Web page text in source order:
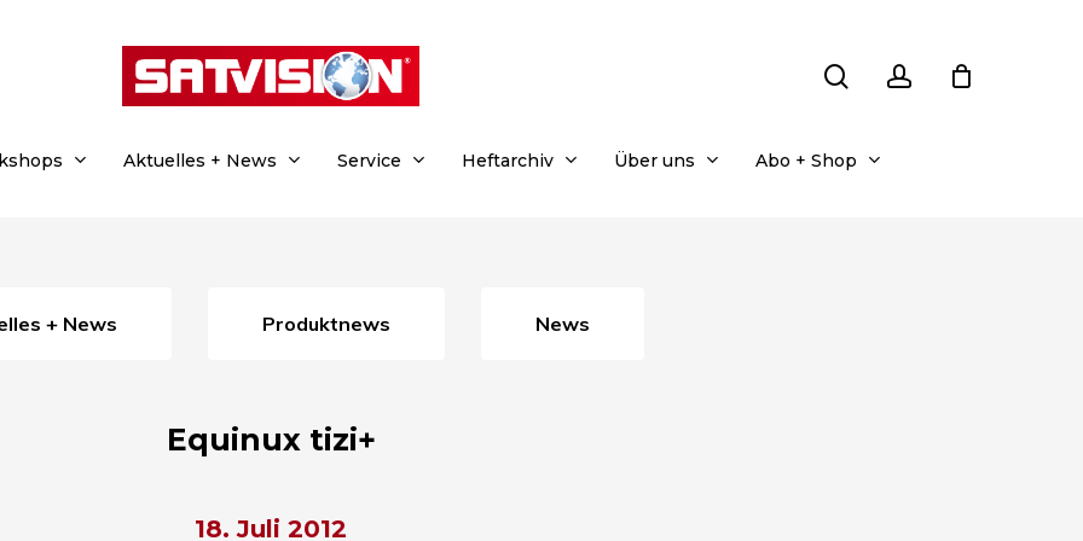
Aktuelles + News Service Heftarchiv Über uns Abo + Shop
+ News Produktnews News
Equinux tizi+
18. Juli 2012